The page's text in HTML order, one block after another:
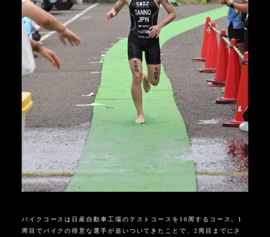
バイクコースは日産自動車工場のテストコースを10周するコース。1
周目でバイクの得意な選手が追いついてきたことで、2周目までにさ